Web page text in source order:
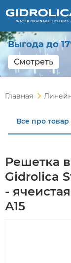
Выгода до
Смотреть
Главная
Все про товар
Решетка
Gidrolica
-
А15